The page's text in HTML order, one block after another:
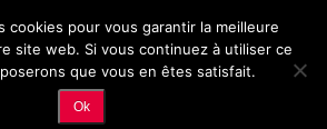
Reserved. Découvrez les servives du
cookies pour vous garantir la meilleure
site web. Si vous continuez à utiliser ce
que vous en êtes satisfait.
Ok